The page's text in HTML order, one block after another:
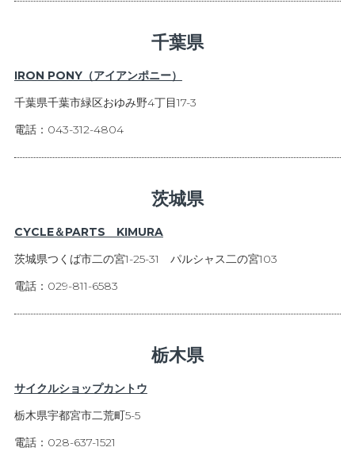
千葉県
IRON PONY（アイアンポニー）
千葉県千葉市緑区おゆみ野4丁目17-3
電話：043-312-4804
茨城県
CYCLE＆PARTS KIMURA
茨城県つくば市二の宮1-25-31 パルシャス二の宮103
電話：029-811-6583
栃木県
サイクルショップカントウ
栃木県宇都宮市二荒町5-5
電話：028-637-1521